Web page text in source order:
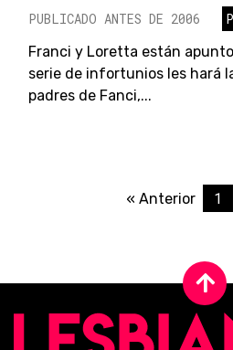
PUBLICADO ANTES DE 2006
Franci y Loretta están
serie de infortunios les hará
padres de Fanci,...
« Anterior 1